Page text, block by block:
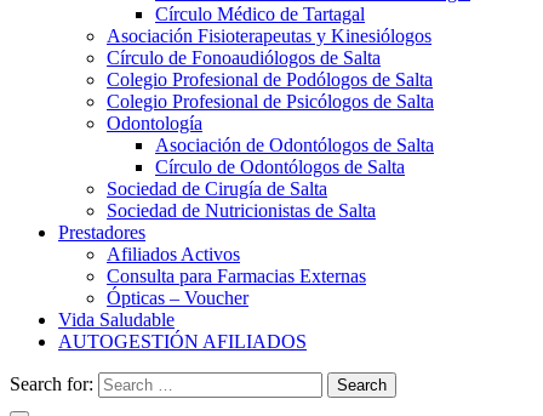
Círculo Médico de Tartagal
Asociación Fisioterapeutas y Kinesiólogos
Círculo de Fonoaudiólogos de Salta
Colegio Profesional de Podólogos de Salta
Colegio Profesional de Psicólogos de Salta
Odontología
Asociación de Odontólogos de Salta
Círculo de Odontólogos de Salta
Sociedad de Cirugía de Salta
Sociedad de Nutricionistas de Salta
Prestadores
Afiliados Activos
Consulta para Farmacias Externas
Ópticas – Voucher
Vida Saludable
AUTOGESTIÓN AFILIADOS
Search for: Search